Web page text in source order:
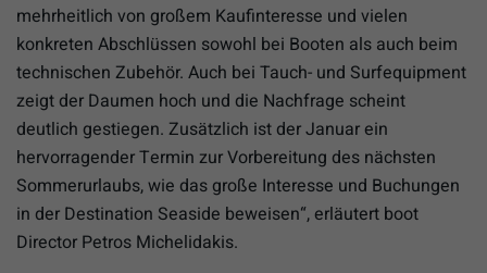
mehrheitlich von großem Kaufinteresse und vielen
konkreten Abschlüssen sowohl bei Booten als auch beim
technischen Zubehör. Auch bei Tauch- und Surfequipment
zeigt der Daumen hoch und die Nachfrage scheint
deutlich gestiegen. Zusätzlich ist der Januar ein
hervorragender Termin zur Vorbereitung des nächsten
Sommerurlaubs, wie das große Interesse und Buchungen
in der Destination Seaside beweisen“, erläutert boot
Director Petros Michelidakis.